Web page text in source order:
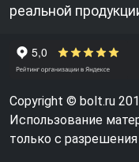
реальной
Copyright © bolt.ru
Использование
только с